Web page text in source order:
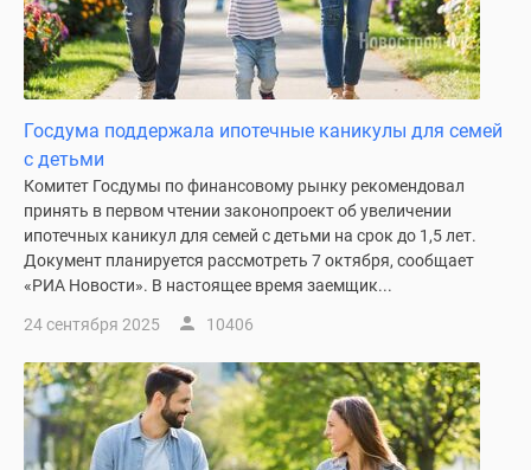
акции
Макс
Госдума поддержала ипотечные каникулы для семей
с детьми
Комитет Госдумы по финансовому рынку рекомендовал
принять в первом чтении законопроект об увеличении
ипотечных каникул для семей с детьми на срок до 1,5 лет.
Документ планируется рассмотреть 7 октября, сообщает
«РИА Новости». В настоящее время заемщик...
24 сентября 2025 10406